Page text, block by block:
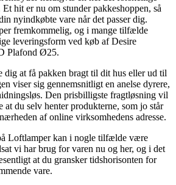
hit er nu om stunder pakkeshoppen, så
nyindkøbte vare når det passer dig.
fremkommelig, og i mange tilfælde
leveringsform ved køb af Desire
Plafond Ø25.
dig at få pakken bragt til dit hus eller ud til
viser sig gennemsnitligt en anelse dyrere,
Den prisbilligste fragtløsning vil
du selv henter produkterne, som jo står
af online virksomhedens adresse.
Loftlamper kan i nogle tilfælde være
vi har brug for varen nu og her, og i det
at du gransker tidshorisonten for
vare.